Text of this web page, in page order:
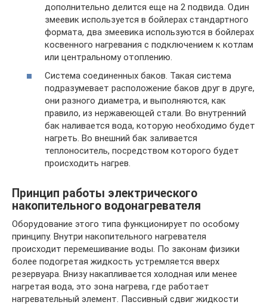
дополнительно делится еще на 2 подвида. Один
змеевик используется в бойлерах стандартного
формата, два змеевика используются в бойлерах
косвенного нагревания с подключением к котлам
или центральному отоплению.
Система соединенных баков. Такая система
подразумевает расположение баков друг в друге,
они разного диаметра, и выполняются, как
правило, из нержавеющей стали. Во внутренний
бак наливается вода, которую необходимо будет
нагреть. Во внешний бак заливается
теплоноситель, посредством которого будет
происходить нагрев.
Принцип работы электрического
накопительного водонагревателя
Оборудование этого типа функционирует по особому
принципу. Внутри накопительного нагревателя
происходит перемешивание воды. По законам физики
более подогретая жидкость устремляется вверх
резервуара. Внизу накапливается холодная или менее
нагретая вода, это зона нагрева, где работает
нагревательный элемент. Пассивный сдвиг жидкости